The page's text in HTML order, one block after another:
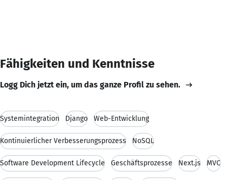
Fähigkeiten und Kenntnisse
Logg Dich jetzt ein, um das ganze Profil zu sehen.
Systemintegration Django Web-Entwicklung
Kontinuierlicher Verbesserungsprozess NoSQL
Software Development Lifecycle Geschäftsprozesse Next.js MVC